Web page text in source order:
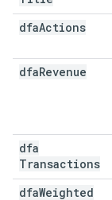
dfaActions
dfaRevenue
dfa
Transactions
dfaWeighted